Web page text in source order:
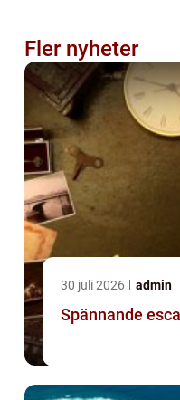
Fler nyheter
30 juli 2026 admin
Spännande